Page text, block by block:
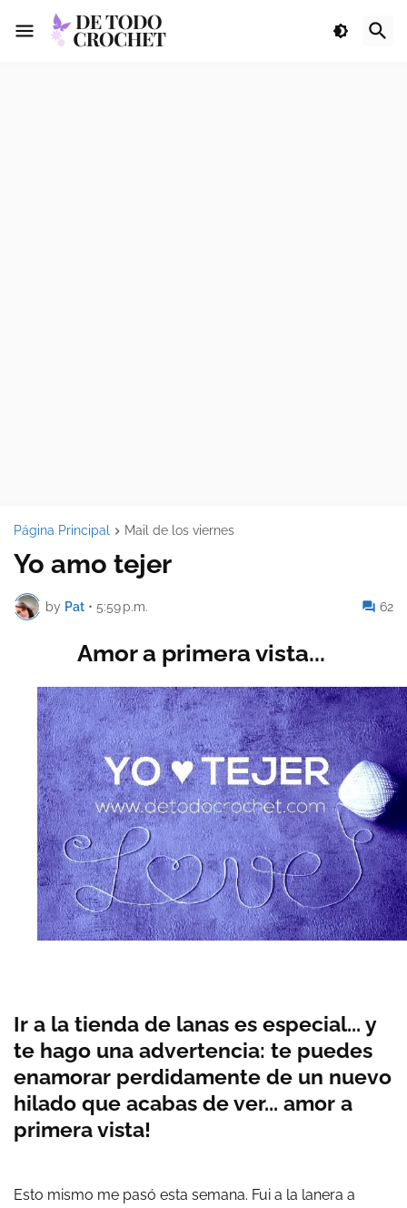
Página Principal Mail de los viernes
Yo amo tejer
by Pat • 5:59 p.m. 62
Amor a primera vista...
Ir a la tienda de lanas es especial... y
te hago una advertencia: te puedes
enamorar perdidamente de un nuevo
hilado que acabas de ver... amor a
primera vista!
Esto mismo me pasó esta semana. Fui a la lanera a